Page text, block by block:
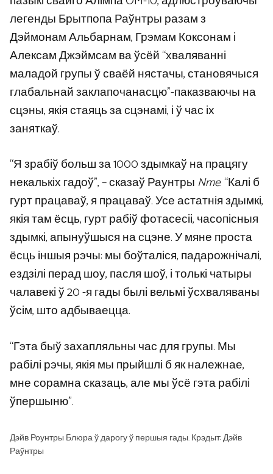
легенды Брытпопа Раўнтры разам з
Дэймонам Альбарнам, Грэмам Коксонам і
Алексам Джэймсам ва ўсёй “хваляванні
маладой групы ў сваёй нястачы, становячыся
глабальнай заклапочанасцю”-паказваючы на ​​
сцэны, якія стаяць за сцэнамі, і ў час іх
заняткаў.
“Я зрабіў больш за 1000 здымкаў на працягу
некалькіх гадоў”, – сказаў Раунтры Nme. “Калі б
гурт працаваў, я працаваў. Усе астатнія здымкі,
якія там ёсць, гурт рабіў фотасесіі, часопісныя
здымкі, апынуўшыся на сцэне. У мяне проста
ёсць іншыя рэчы: мы боўталіся, падарожнічалі,
ездзілі перад шоу, пасля шоў, і толькі чатыры
чалавекі ў 20 -я гады былі вельмі ўсхваляваны
ўсім, што адбываецца.
“Гэта быў захапляльны час для групы. Мы
рабілі рэчы, якія мы прыйшлі б як належнае,
мне сорамна сказаць, але мы ўсё гэта рабілі
ўпершыню”.
Дэйв Роунтры Блюра ў дарогу ў першыя гады. Крэдыт: Дэйв
Раўнтры